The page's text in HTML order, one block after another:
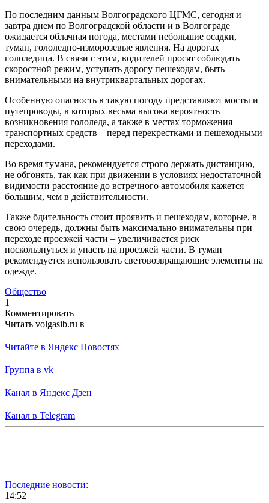
По последним данным Волгоградского ЦГМС, сегодня и
завтра днем по Волгоградской области и в Волгограде
ожидается облачная погода, местами небольшие осадки,
туман, гололедно-изморозевые явления. На дорогах
гололедица. В связи с этим, водителей просят соблюдать
скоростной режим, уступать дорогу пешеходам, быть
внимательными на внутриквартальных дорогах.
Особенную опасность в такую погоду представляют мосты и
путепроводы, в которых весьма высока вероятность
возникновения гололеда, а также в местах торможения
транспортных средств – перед перекрестками и пешеходными
переходами.
Во время тумана, рекомендуется строго держать дистанцию,
не обгонять, так как при движении в условиях недостаточной
видимости расстояние до встречного автомобиля кажется
большим, чем в действительности.
Также бдительность стоит проявить и пешеходам, которые, в
свою очередь, должны быть максимально внимательны при
переходе проезжей части – увеличивается риск
поскользнуться и упасть на проезжей части. В туман
рекомендуется использовать световозвращающие элементы на
одежде.
Общество
1
Комментировать
Читать volgasib.ru в
Читайте в Яндекс Новостях
Группа в vk
Канал в Яндекс Дзен
Канал в Telegram
Последние новости:
14:52